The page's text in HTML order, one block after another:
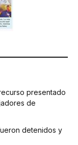
presentado
de
detenidos y